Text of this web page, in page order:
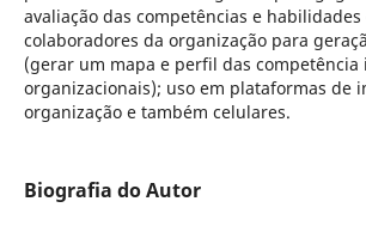
avaliação das competências e habilidades
colaboradores da organização para
(gerar um mapa e perfil das
organizacionais); uso em plataformas de
organização e também celulares.
Biografia do Autor